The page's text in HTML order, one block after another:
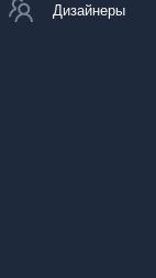
Дизайнеры